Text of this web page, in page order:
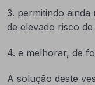
3. permitindo
de elevado risco
4. e melhorar, de
A solução deste